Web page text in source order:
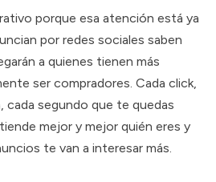
porque esa atención está ya
por redes sociales saben
a quienes tienen más
ser compradores. Cada click,
cada segundo que te quedas
mejor y mejor quién eres y
te van a interesar más.